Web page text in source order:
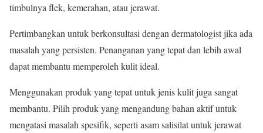
timbulnya flek, kemerahan, atau jerawat.
Pertimbangkan untuk berkonsultasi dengan dermatologist jika ada
masalah yang persisten. Penanganan yang tepat dan lebih awal
dapat membantu memperoleh kulit ideal.
Menggunakan produk yang tepat untuk jenis kulit juga sangat
membantu. Pilih produk yang mengandung bahan aktif untuk
mengatasi masalah spesifik, seperti asam salisilat untuk jerawat